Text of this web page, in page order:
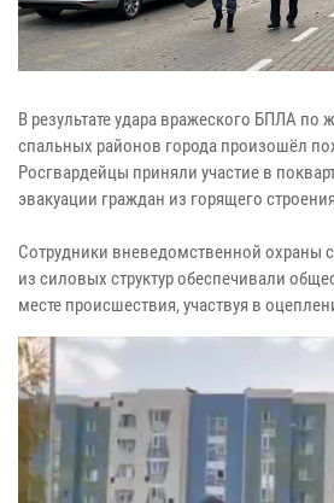
В результате удара вражеского БПЛА
спальных районов города произошёл
Росгвардейцы приняли участие в
эвакуации граждан из горящего
Сотрудники вневедомственной охраны
из силовых структур обеспечивали
месте происшествия, участвуя в